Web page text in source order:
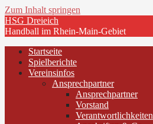
Zum Inhalt springen
HSG Dreieich
Handball im Rhein-Main-Gebiet
Startseite
Spielberichte
Vereinsinfos
Ansprechpartner
Ansprechpartner
Vorstand
Verantwortlichkeiten